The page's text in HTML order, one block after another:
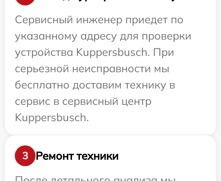
Сервисный инженер приедет по
указанному адресу для проверки
устройства Kuppersbusch. При
серьезной неисправности мы
бесплатно доставим технику в
сервис в сервисный центр
Kuppersbusch.
3
Ремонт техники